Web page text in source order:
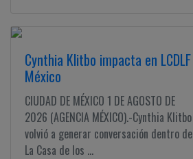
Cynthia Klitbo impacta en LCDLF
México
CIUDAD DE MÉXICO 1 DE AGOSTO DE
2026 (AGENCIA MÉXICO).-Cynthia Klitbo
volvió a generar conversación dentro de
La Casa de los ...